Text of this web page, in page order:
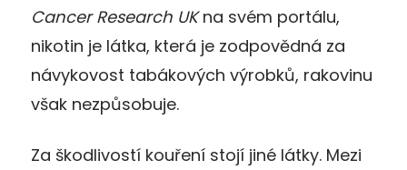
Cancer Research UKna svém portálu,
nikotin je látka, která je zodpovědná za
návykovost tabákových výrobků, rakovinu
však nezpůsobuje.
Za škodlivostí kouření stojí jiné látky. Mezi